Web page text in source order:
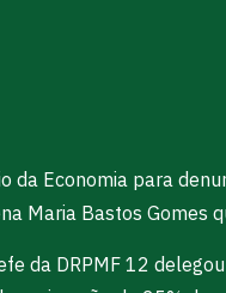
Economia para
Maria Bastos Gomes
da DRPMF 12